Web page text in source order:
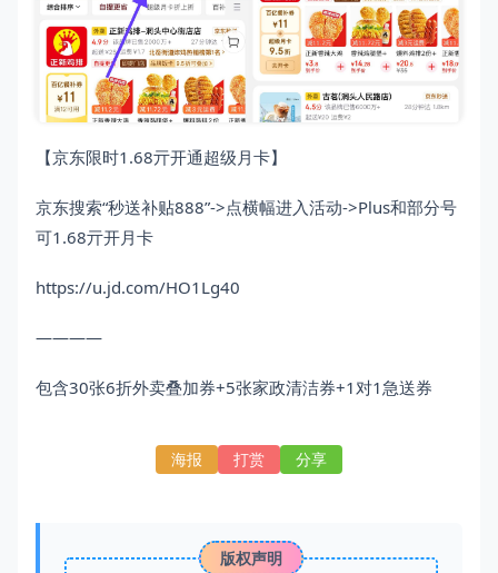
【京东限时1.68亓开通超级月卡】
京东搜索“秒送补贴888”->点横幅进入活动->Plus和部分号
可1.68亓开月卡
https://u.jd.com/HO1Lg40
————
包含30张6折外卖叠加券+5张家政清洁券+1对1急送券
海报 打赏 分享
版权声明